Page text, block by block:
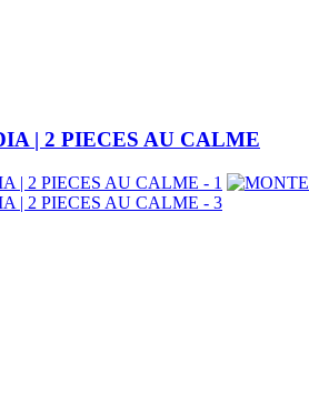
| 2 PIECES AU CALME